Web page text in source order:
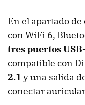
En el apartado
con WiFi 6,
tres puertos
compatible con
2.1 y una salida
conectar